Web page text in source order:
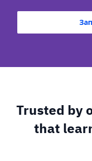
Trusted by
that